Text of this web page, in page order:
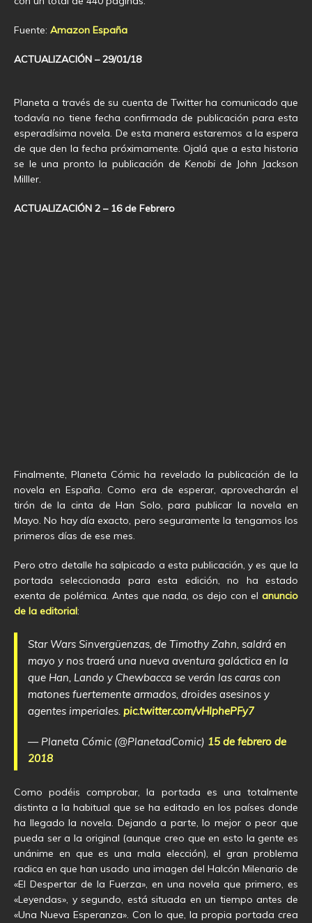
Fuente: Amazon España
ACTUALIZACIÓN – 29/01/18
Planeta a través de su cuenta de Twitter ha comunicado que
todavía no tiene fecha confirmada de publicación para esta
esperadísima novela. De esta manera estaremos a la espera
de que den la fecha próximamente. Ojalá que a esta historia
se le una pronto la publicación de Kenobi de John Jackson
Milller.
ACTUALIZACIÓN 2 – 16 de Febrero
Finalmente, Planeta Cómic ha revelado la publicación de la
novela en España. Como era de esperar, aprovecharán el
tirón de la cinta de Han Solo, para publicar la novela en
Mayo. No hay día exacto, pero seguramente la tengamos los
primeros días de ese mes.
Pero otro detalle ha salpicado a esta publicación, y es que la
portada seleccionada para esta edición, no ha estado
exenta de polémica. Antes que nada, os dejo con el anuncio
de la editorial:
Star Wars Sinvergüenzas, de Timothy Zahn, saldrá en
mayo y nos traerá una nueva aventura galáctica en la
que Han, Lando y Chewbacca se verán las caras con
matones fuertemente armados, droides asesinos y
agentes imperiales. pic.twitter.com/vHIphePFy7
— Planeta Cómic (@PlanetadComic) 15 de febrero de
2018
Como podéis comprobar, la portada es una totalmente
distinta a la habitual que se ha editado en los países donde
ha llegado la novela. Dejando a parte, lo mejor o peor que
pueda ser a la original (aunque creo que en esto la gente es
unánime en que es una mala elección), el gran problema
radica en que han usado una imagen del Halcón Milenario de
«El Despertar de la Fuerza», en una novela que primero, es
«Leyendas», y segundo, está situada en un tiempo antes de
«Una Nueva Esperanza». Con lo que, la propia portada crea